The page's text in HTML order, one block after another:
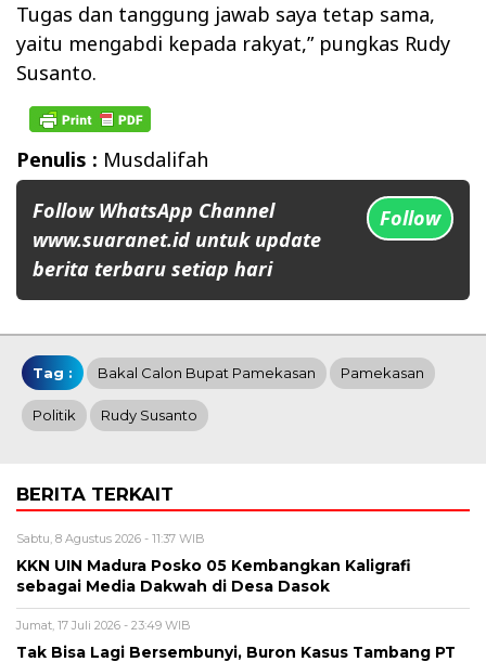
Tugas dan tanggung jawab saya tetap sama,
yaitu mengabdi kepada rakyat,” pungkas Rudy
Susanto.
Penulis : Musdalifah
Follow WhatsApp Channel
www.suaranet.id untuk update
berita terbaru setiap hari
Follow
Tag : Bakal Calon Bupat Pamekasan Pamekasan
Politik Rudy Susanto
BERITA TERKAIT
Sabtu, 8 Agustus 2026 - 11:37 WIB
KKN UIN Madura Posko 05 Kembangkan Kaligrafi
sebagai Media Dakwah di Desa Dasok
Jumat, 17 Juli 2026 - 23:49 WIB
Tak Bisa Lagi Bersembunyi, Buron Kasus Tambang PT